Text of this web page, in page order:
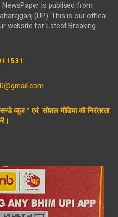
NewsPaper Is publised from
(UP). This is our offical
website for Latest Breaking
सन्डे व्यूज ” एवं सोशल मीडिया की निरंतरता